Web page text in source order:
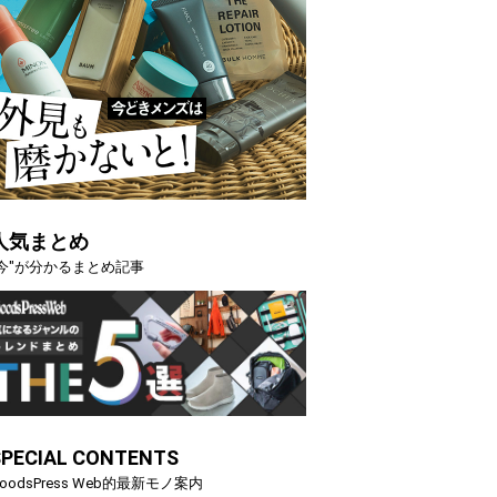
気まとめ
"が分かるまとめ記事
CONTENTS
Web的最新モノ案内